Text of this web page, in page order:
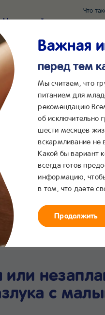
Что
Наш новый суперсервис
*2055
Бейбимания
Интернет-
магазин
или
с
Важная
перед тем
Мы считаем, что
питанием для
рекомендацию
об исключительно
шести месяцев
вскармливание не
Какой бы вариант
всегда готов
информацию,
в том, что даете
Продолжить